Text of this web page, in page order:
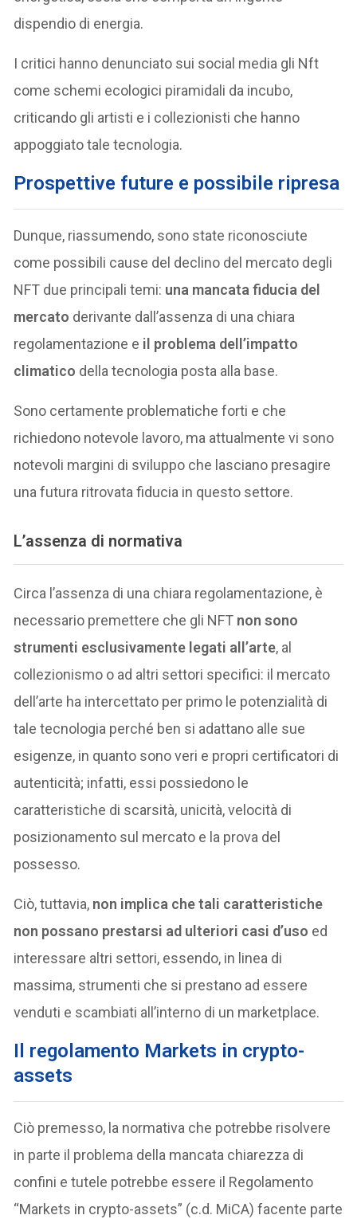
dispendio di energia.
I critici hanno denunciato sui social media gli Nft
come schemi ecologici piramidali da incubo,
criticando gli artisti e i collezionisti che hanno
appoggiato tale tecnologia.
Prospettive future e possibile ripresa
Dunque, riassumendo, sono state riconosciute
come possibili cause del declino del mercato degli
NFT due principali temi: una mancata fiducia del
mercato derivante dall’assenza di una chiara
regolamentazione e il problema dell’impatto
climatico della tecnologia posta alla base.
Sono certamente problematiche forti e che
richiedono notevole lavoro, ma attualmente vi sono
notevoli margini di sviluppo che lasciano presagire
una futura ritrovata fiducia in questo settore.
L’assenza di normativa
Circa l’assenza di una chiara regolamentazione, è
necessario premettere che gli NFT non sono
strumenti esclusivamente legati all’arte, al
collezionismo o ad altri settori specifici: il mercato
dell’arte ha intercettato per primo le potenzialità di
tale tecnologia perché ben si adattano alle sue
esigenze, in quanto sono veri e propri certificatori di
autenticità; infatti, essi possiedono le
caratteristiche di scarsità, unicità, velocità di
posizionamento sul mercato e la prova del
possesso.
Ciò, tuttavia, non implica che tali caratteristiche
non possano prestarsi ad ulteriori casi d’uso ed
interessare altri settori, essendo, in linea di
massima, strumenti che si prestano ad essere
venduti e scambiati all’interno di un marketplace.
Il regolamento Markets in crypto-
assets
Ciò premesso, la normativa che potrebbe risolvere
in parte il problema della mancata chiarezza di
confini e tutele potrebbe essere il Regolamento
“Markets in crypto-assets” (c.d. MiCA) facente parte